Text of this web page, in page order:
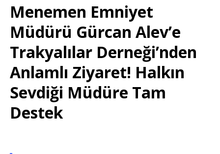
Menemen Emniyet
Müdürü Gürcan Alev’e
Trakyalılar Derneği’nden
Anlamlı Ziyaret! Halkın
Sevdiği Müdüre Tam
Destek